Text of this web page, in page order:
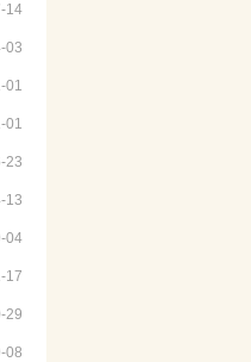
14
03
01
01
23
13
04
17
29
08